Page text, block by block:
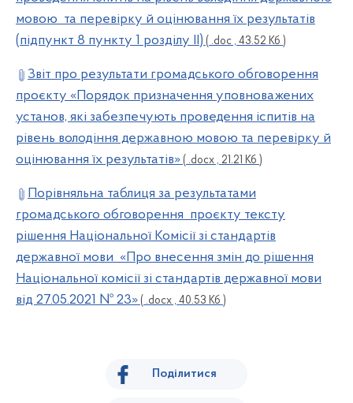
мовою та перевірку й оцінювання їх результатів
(підпункт 8 пункту 1 розділу ІІ) ( .doc , 43.52 Кб )
Звіт про результати громадського обговорення
проєкту «Порядок призначення уповноважених
установ, які забезпечують проведення іспитів на
рівень володіння державною мовою та перевірку й
оцінювання їх результатів» ( .docx , 21.21 Кб )
Порівняльна таблиця за результатами
громадського обговорення проєкту тексту
рішення Національної Комісії зі стандартів
державної мови «Про внесення змін до рішення
Національної комісії зі стандартів державної мови
від 27.05.2021 № 23» ( .docx , 40.53 Кб )
Поділитися